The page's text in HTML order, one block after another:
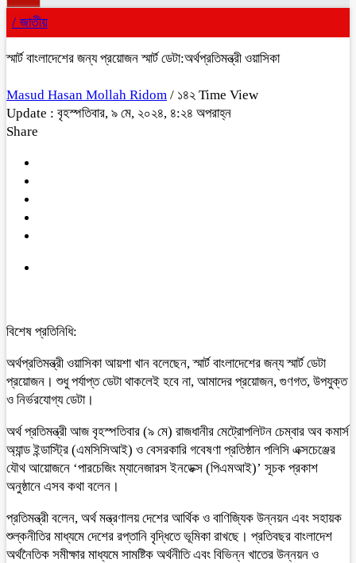
/ জাতীয়
স্মার্ট বাংলাদেশের জন্য প্রয়োজন স্মার্ট ডেটা:অর্থপ্রতিমন্ত্রী ওয়াসিকা
Masud Hasan Mollah Ridom / ১৪২ Time View
Update : বৃহস্পতিবার, ৯ মে, ২০২৪, ৪:২৪ অপরাহ্ন
Share
বিশেষ প্রতিনিধি:
অর্থপ্রতিমন্ত্রী ওয়াসিকা আয়শা খান বলেছেন, স্মার্ট বাংলাদেশের জন্য স্মার্ট ডেটা
প্রয়োজন। শুধু পর্যাপ্ত ডেটা থাকলেই হবে না, আমাদের প্রয়োজন, গুণগত, উপযুক্ত
ও নির্ভরযোগ্য ডেটা।
অর্থ প্রতিমন্ত্রী আজ বৃহস্পতিবার (৯ মে) রাজধানীর মেট্রোপলিটন চেম্বার অব কমার্স
অ্যান্ড ইন্ডাস্ট্রি (এমসিসিআই) ও বেসরকারি গবেষণা প্রতিষ্ঠান পলিসি এক্সচেঞ্জের
যৌথ আয়োজনে ‘পারচেজিং ম্যানেজারস ইনডেক্স (পিএমআই)’ সূচক প্রকাশ
অনুষ্ঠানে এসব কথা বলেন।
প্রতিমন্ত্রী বলেন, অর্থ মন্ত্রণালয় দেশের আর্থিক ও বাণিজ্যিক উন্নয়ন এবং সহায়ক
শুল্কনীতির মাধ্যমে দেশের রপ্তানি বৃদ্ধিতে ভূমিকা রাখছে। প্রতিবছর বাংলাদেশ
অর্থনৈতিক সমীক্ষার মাধ্যমে সামষ্টিক অর্থনীতি এবং বিভিন্ন খাতের উন্নয়ন ও